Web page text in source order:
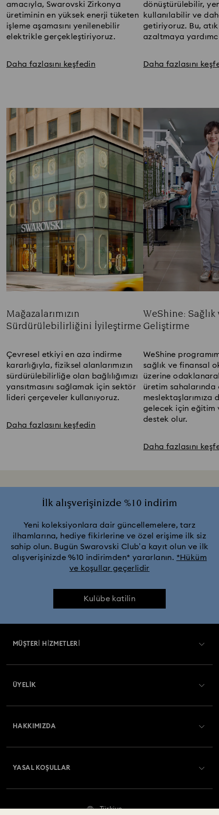
amacıyla, Swarovski Zirkonya
üretiminin en yüksek enerji tüketen
işleme aşamasını yenilenebilir
elektrikle gerçekleştiriyoruz.
Daha fazlasını keşfedin
dönüştürülebilir,
kullanılabilir ve
getiriyoruz. Bu,
azaltmaya
Daha fazlasını
Mağazalarımızın
Sürdürülebilirliğini İyileştirme
Çevresel etkiyi en aza indirme
kararlığıyla, fiziksel alanlarımızın
sürdürülebilirliğe olan bağlılığımızı
yansıtmasını sağlamak için sektör
lideri çerçeveler kullanıyoruz.​
Daha fazlasını keşfedin
WeShine:
Geliştirme
WeShine
sağlık ve finansal
üzerine
üretim sahalarında
meslektaşlarımıza
gelecek için eğitim
destek olur.​
Daha fazlasını
İlk alışverişinizde %10 indirim
Yeni koleksiyonlara dair güncellemelere, tarz
ilhamlarına, hediye fikirlerine ve özel erişime ilk siz
sahip olun. Bugün Swarovski Club’a kayıt olun ve ilk
alışverişinizde %10 indirimden* yararlanın. *Hüküm
ve koşullar geçerlidir
Kulübe katilin
MÜŞTERİ HİZMETLERİ
Bize Ulaşın
Ölçü rehberi
ÜYELIK
HAKKIMIZDA
YASAL KOŞULLAR
Türkiye